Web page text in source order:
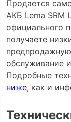
Продается
АКБ Lema SRM
официального
получаете
предпродажную
обслуживание
Подробные
ниже, как и